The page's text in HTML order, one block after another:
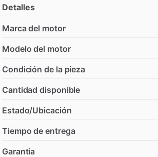
Detalles
Marca del motor
Modelo del motor
Condición de la pieza
Cantidad disponible
Estado/Ubicación
Tiempo de entrega
Garantía